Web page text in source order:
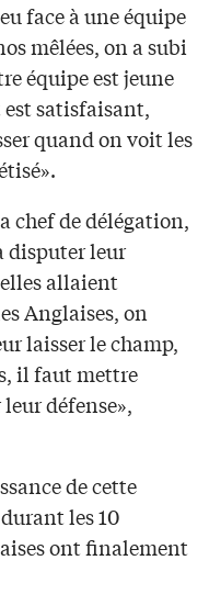
face à une équipe
mêlées, on a subi
équipe est jeune
satisfaisant,
quand on voit les
chef de délégation,
disputer leur
allaient
Anglaises, on
laisser le champ,
il faut mettre
défense»,
de cette
les 10
ont finalement